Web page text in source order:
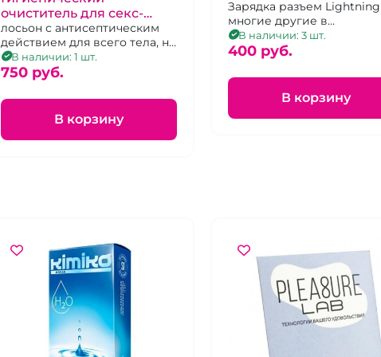
очиститель для секс-
игрушек "ИнтимХаус" 110
мл
лосьон с антисептическим
действием для всего тела, не
содержит спирта.
В наличии: 1 шт.
750 pуб.
В корзину
Зарядка разъем
многие другие в
ассортименте
В наличии: 3 шт.
400 pуб.
В корзину